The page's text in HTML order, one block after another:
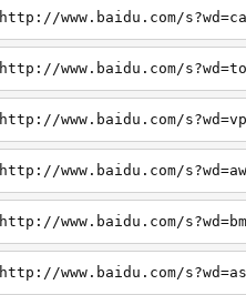
http://www.baidu.com/
http://www.baidu.com/
http://www.baidu.com/
http://www.baidu.com/
http://www.baidu.com/
http://www.baidu.com/